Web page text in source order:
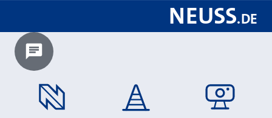
NEUSS.DE
Chatbot laden?